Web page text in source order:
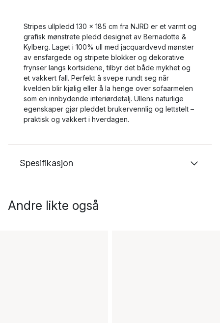
Stripes ullpledd 130 x 185 cm fra NJRD er et varmt og
grafisk mønstrete pledd designet av Bernadotte &
Kylberg. Laget i 100% ull med jacquardvevd mønster
av ensfargede og stripete blokker og dekorative
frynser langs kortsidene, tilbyr det både mykhet og
et vakkert fall. Perfekt å svepe rundt seg når
kvelden blir kjølig eller å la henge over sofaarmelen
som en innbydende interiørdetalj. Ullens naturlige
egenskaper gjør pleddet brukervennlig og lettstelt –
praktisk og vakkert i hverdagen.
Spesifikasjon
Andre likte også